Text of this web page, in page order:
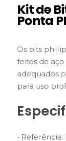
Kit de
Ponta
Os bits
feitos de aço
adequados
para uso
• Referência: